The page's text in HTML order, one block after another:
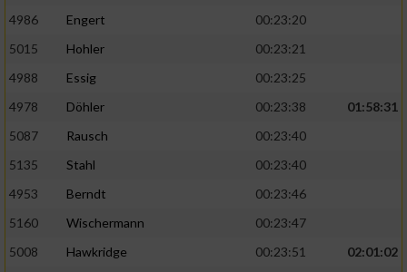
4986
Engert
00:23:20
5015
Hohler
00:23:21
4988
Essig
00:23:25
4978
Döhler 00:23:38
01:58:31
5087
Rausch
00:23:40
5135
Stahl
00:23:40
4953
Berndt
00:23:46
5160
Wischermann
00:23:47
5008
Hawkridge 00:23:51
02:01:02